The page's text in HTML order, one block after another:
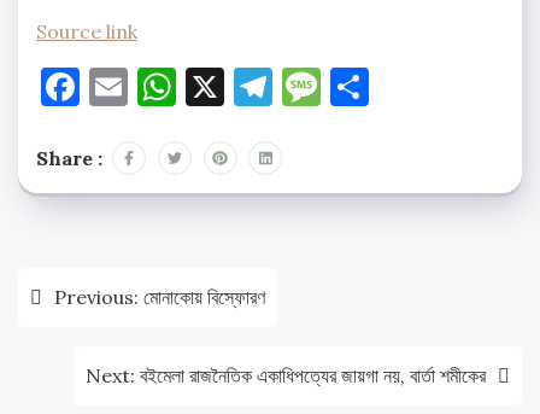
Source link
Facebook
EmailWhatsApp
X Telegram
Message
Share :
PostPrevious: মোনাকোয় বিস্ফোরণ
Next: বইমেলা রাজনৈতিক একাধিপত্যের জায়গা নয়, বার্তা শমীকের